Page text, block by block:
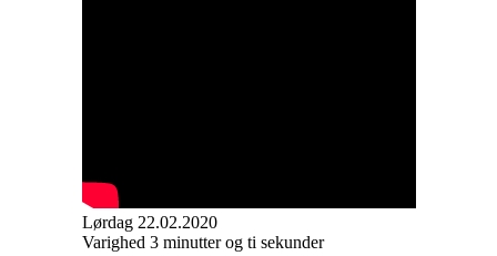
Lørdag 22.02.2020
Varighed 3 minutter og ti sekunder